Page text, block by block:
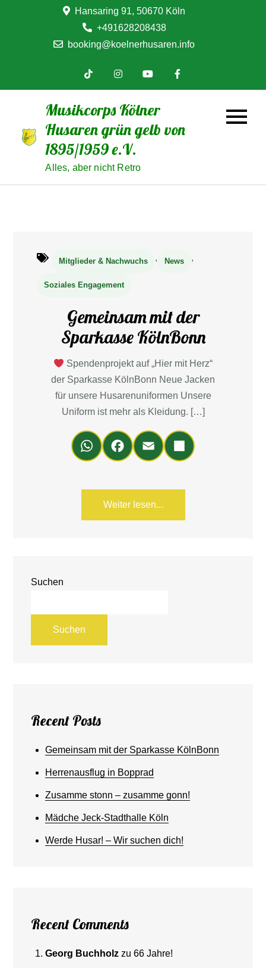
Hansaring 91, 50670 Köln
+491628208438
booking@koelnerhusaren.info
Musikcorps Kölner
Husaren grün gelb von
1895/1959 e.V.
Alles, aber nicht Retro
Mitglieder & Nachwuchs , News ,
Soziales Engagement
Gemeinsam mit der
Sparkasse KölnBonn
Spendenprojekt auf „Hier mit Herz“
der Sparkasse KölnBonn Neue Jacken
für unsere Husarenuniformen Unsere
Uniform ist mehr als Kleidung. […]
Wh
ats
Fa
ce
ok
Em
ail
Teil
en
Weiter lesen...
Suchen
Suchen
Recent Posts
Gemeinsam mit der Sparkasse KölnBonn
Herrenausflug in Bopprad
Zusamme stonn – zusamme gonn!
Mädche Jeck-Stadthalle Köln
Werde Husar! – Wir suchen dich!
Recent Comments
Georg Buchholz zu66 Jahre!